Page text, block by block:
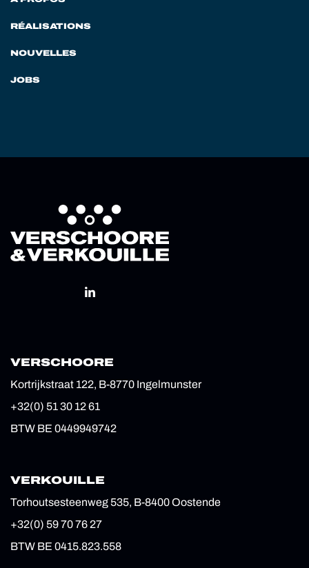
RÉALISATIONS
NOUVELLES
JOBS
VERSCHOORE
Kortrijkstraat 122, B-8770 Ingelmunster
+32(0) 51 30 12 61
BTW BE 0449949742
VERKOUILLE
Torhoutsesteenweg 535, B-8400 Oostende
+32(0) 59 70 76 27
BTW BE 0415.823.558